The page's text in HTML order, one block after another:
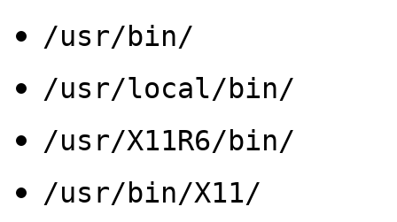
/usr/bin/
/usr/local/bin/
/usr/X11R6/bin/
/usr/bin/X11/